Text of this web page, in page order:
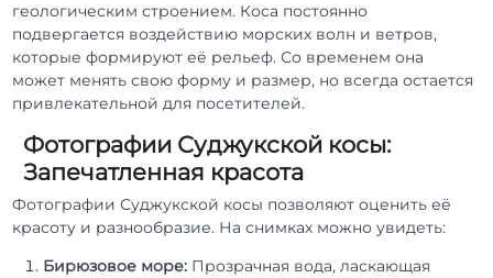
геологическим строением. Коса постоянно
подвергается воздействию морских волн и ветров,
которые формируют её рельеф. Со временем она
может менять свою форму и размер, но всегда остается
привлекательной для посетителей.
Фотографии Суджукской косы:
Запечатленная красота
Фотографии Суджукской косы позволяют оценить её
красоту и разнообразие. На снимках можно увидеть:
Бирюзовое море: Прозрачная вода, ласкающая